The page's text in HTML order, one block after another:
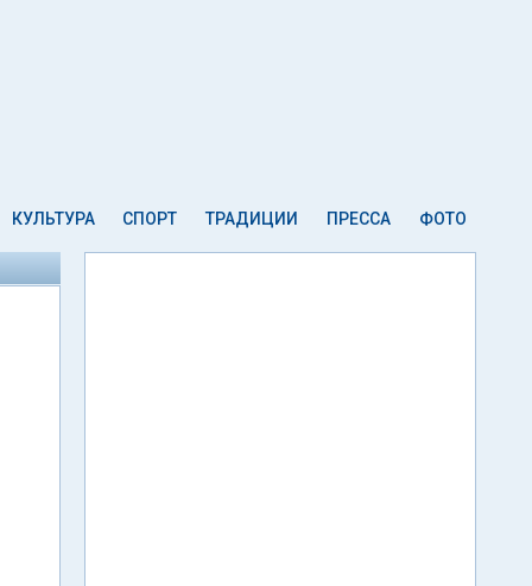
КУЛЬТУРА СПОРТ ТРАДИЦИИ ПРЕССА ФОТО